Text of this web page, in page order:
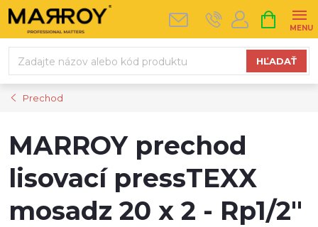
Prejsť
na
HĽADAŤ
KOŠÍK
Prechod
MARROY prechod
lisovací pressTEXX
mosadz 20 x 2 - Rp1/2"